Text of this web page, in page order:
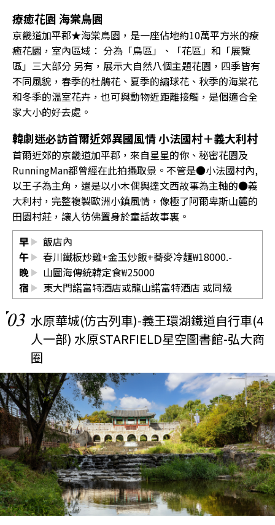
療癒花園 海棠鳥園
京畿道加平郡★海棠鳥園，是一座佔地約10萬平方米的療
癒花園，室內區域： 分為「鳥區」、「花區」和「展覽
區」三大部分 另有，展示大自然八個主題花園，四季皆有
不同風貌，春季的杜鵑花、夏季的繡球花、秋季的海棠花
和冬季的溫室花卉，也可與動物近距離接觸，是個適合全
家大小的好去處。
韓劇迷必訪首爾近郊異國風情 小法國村＋義大利村
首爾近郊的京畿道加平郡，來自星星的你、秘密花園及
RunningMan都曾經在此拍攝取景。不管是●小法國村內,
以王子為主角，還是以小木偶與達文西故事為主軸的●義
大利村，完整複製歐洲小鎮風情，像極了阿爾卑斯山麓的
田園村莊，讓人彷佛置身於童話故事裏。
早
飯店內
午
春川鐵板炒雞+金玉炒飯+蕎麥冷麵₩18000.-
晚
山圖海傳統韓定食₩25000
宿
東大門諾富特酒店或龍山諾富特酒店 或同級
03 水原華城(仿古列車)-義王環湖鐵道自行車(4
人一部) 水原STARFIELD星空圖書館-弘大商
圈